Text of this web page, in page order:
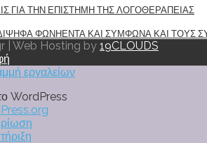
ΓΙΑ ΤΗΝ ΕΠΙΣΤΗΜΗ ΤΗΣ ΛΟΓΟΘΕΡΑΠΕΙΑΣ
ΦΩΝΗΕΝΤΑ ΚΑΙ ΣΥΜΦΩΝΑ ΚΑΙ ΤΟΥΣ
| Web Hosting by 19CLOUDS
εργαλείων
WordPress